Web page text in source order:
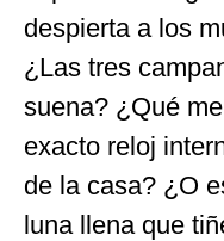
despierta a los
¿Las tres
suena? ¿Qué
exacto reloj
de la casa? ¿O
luna llena que